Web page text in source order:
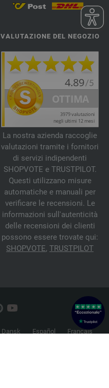
VALUTAZIONE DEL NEGOZIO
La nostra azienda raccoglie
valutazioni tramite i fornitori
di servizi indipendenti
SHOPVOTE e TRUSTPILOT.
Questi utilizzano misure
automatiche e manuali per
verificare le recensioni. Le
informazioni sull'autenticità
delle recensioni dei clienti
possono essere trovate qui:
SHOPVOTE, TRUSTPILOT
Dansk Español
Français